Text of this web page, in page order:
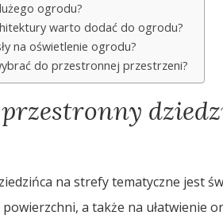
ogrodu?
warto dodać do ogrodu?
na oświetlenie ogrodu?
do przestronnej przestrzeni?
na strefy tematyczne jest
a także na ułatwienie